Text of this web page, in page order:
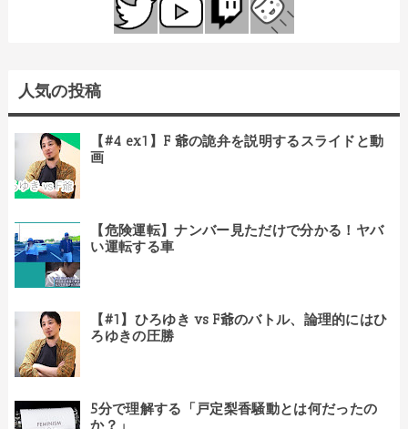
人気の投稿
【#4 ex1】F 爺の詭弁を説明するスライドと動
画
【危険運転】ナンバー見ただけで分かる！ヤバ
い運転する車
【#1】ひろゆき vs F爺のバトル、論理的にはひ
ろゆきの圧勝
5分で理解する「戸定梨香騒動とは何だったの
か？」